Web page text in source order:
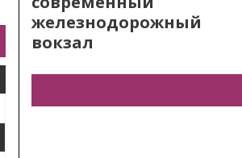
железнодорожный
вокзал